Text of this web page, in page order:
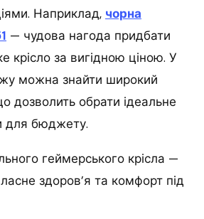
Наприклад, чорна
— чудова нагода придбати
крісло за вигідною ціною. У
можна знайти широкий
дозволить обрати ідеальне
для бюджету.
геймерського крісла —
здоров’я та комфорт під